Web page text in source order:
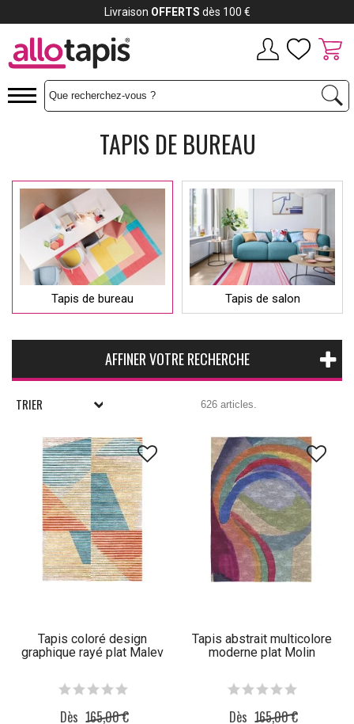
TAPIS DE BUREAU
Tapis de bureau Tapis de salon
AFFINER VOTRE RECHERCHE
TRIER 626 articles.
Tapis coloré design
graphique rayé plat Malev
Dès 165,00 €
Tapis abstrait multicolore
moderne plat Molin
Dès 165,00 €
12x